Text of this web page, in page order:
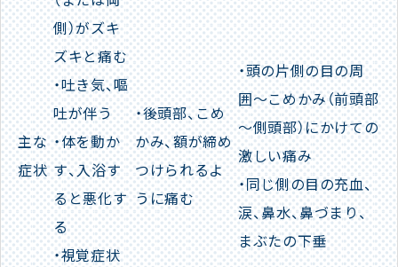
主な
症状
側）がズキ
ズキと痛む
・吐き気、嘔
吐が伴う
・​​体を動か
す、入浴す
ると悪化す
る
・視覚症状
・後頭部、こめ
かみ、額が締め
つけられるよ
うに痛む
・頭の片側の目の周
囲〜こめかみ（前頭部
～側頭部）にかけての
激しい痛み
・同じ側の目の充血、
涙、鼻水、鼻づまり、
まぶたの下垂